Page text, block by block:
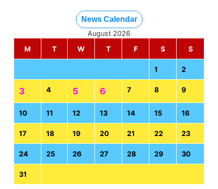
News Calendar
August 2026
M
T W T F S S
1 2
3 4 5 6 7 8 9
10 11 12 13 14 15 16
17 18 19 20 21 22 23
24 25 26 27 28 29 30
31